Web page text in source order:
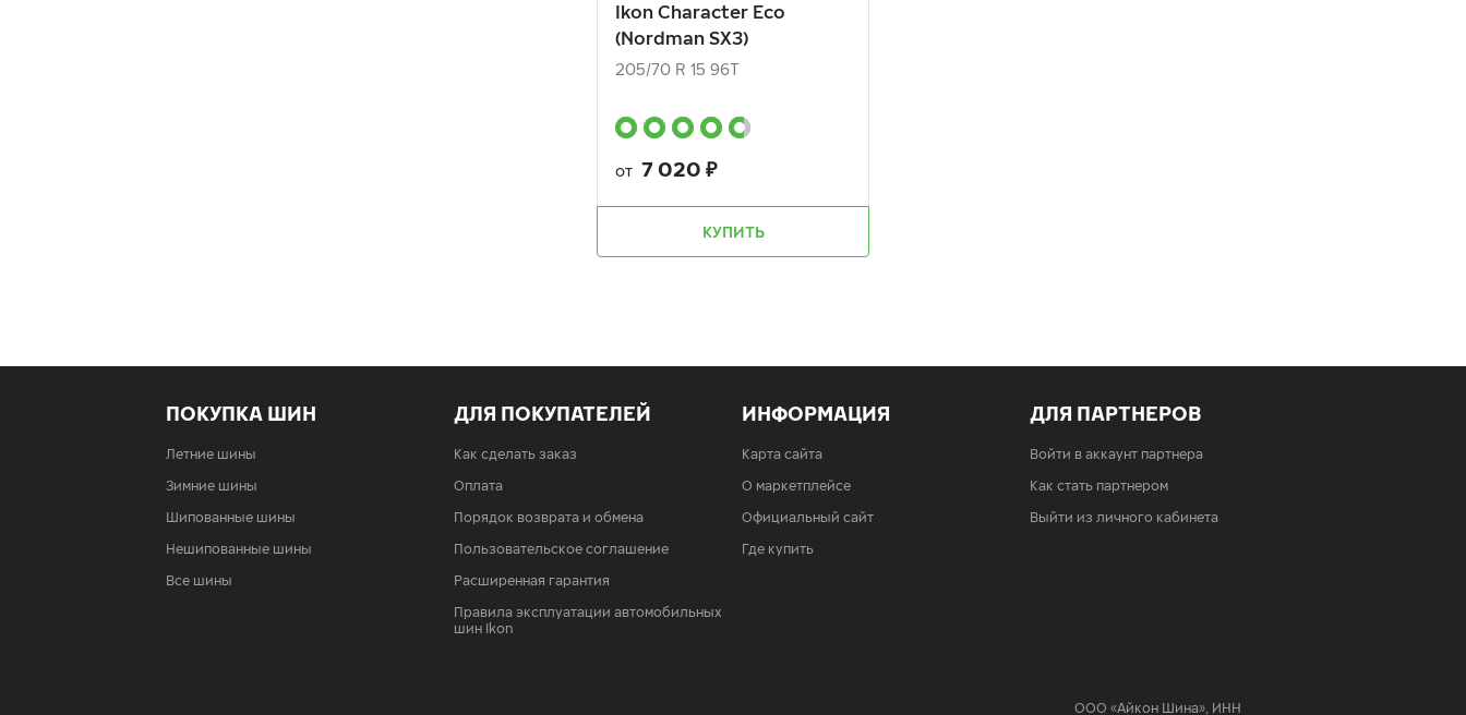
Ikon Character Eco
(Nordman SX3)
205/70 R 15 96T
от 7 020 ₽
КУПИТЬ
КУПИТЬ
ПОКУПКА ШИН
Летние шины
Зимние шины
Шипованные шины
Нешипованные шины
Все шины
ДЛЯ ПОКУПАТЕЛЕЙ
Как сделать заказ
Оплата
Порядок возврата и обмена
Пользовательское соглашение
Расширенная гарантия
Правила эксплуатации автомобильных
шин Ikon
ИНФОРМАЦИЯ
Карта сайта
О маркетплейсе
Официальный сайт
Где купить
ДЛЯ ПАРТНЕРОВ
Войти в аккаунт партнера
Как стать партнером
Выйти из личного кабинета
ООО «Айкон Шина», ИНН